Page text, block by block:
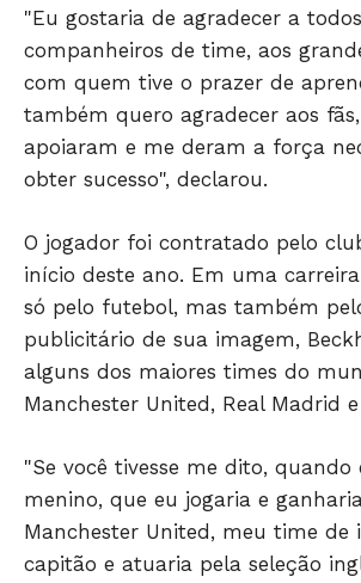
JUNTE-SE NO WHATSAPP
HOME
POLÍTICA
POLÍCIA
ECONOMIA
OPINIÃO
GERAL
"Eu gostaria de agradecer a
companheiros de time, aos
com quem tive o prazer de
também quero agradecer aos
apoiaram e me deram a força
obter sucesso", declarou.
O jogador foi contratado pelo
início deste ano. Em uma
só pelo futebol, mas também
publicitário de sua imagem,
alguns dos maiores times do
Manchester United, Real Madrid
"Se você tivesse me dito, quando
menino, que eu jogaria e
Manchester United, meu time de
capitão e atuaria pela seleção